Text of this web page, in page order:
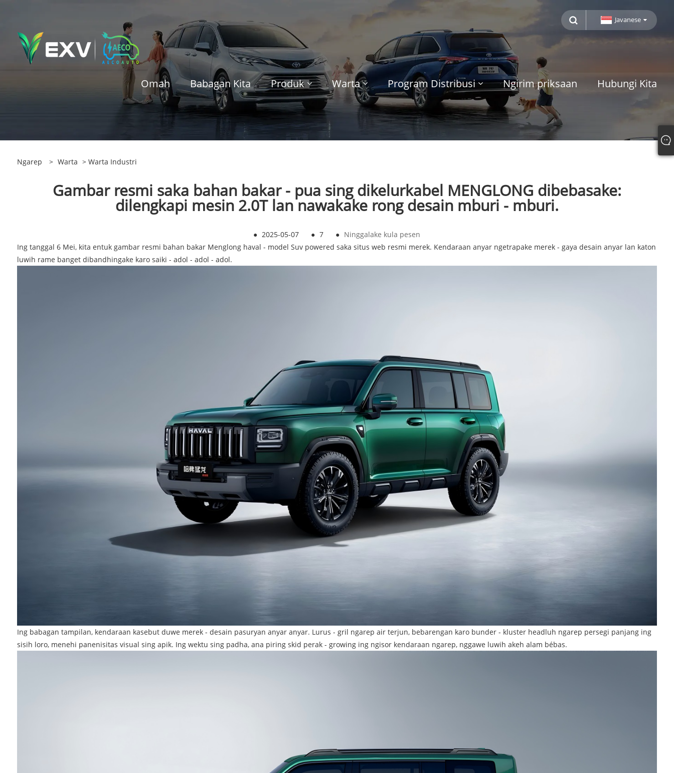
Javanese
Omah Babagan Kita Produk Warta Program Distribusi Ngirim priksaan Hubungi Kita
Ngarep > Warta > Warta Industri
Gambar resmi saka bahan bakar - pua sing dikelurkabel MENGLONG dibebasake:
dilengkapi mesin 2.0T lan nawakake rong desain mburi - mburi.
● 2025-05-07 ● 7 ● Ninggalake kula pesen
Ing tanggal 6 Mei, kita entuk gambar resmi bahan bakar Menglong haval - model Suv powered saka situs web resmi merek. Kendaraan anyar ngetrapake merek - gaya desain anyar lan katon
luwih rame banget dibandhingake karo saiki - adol - adol - adol.
Ing babagan tampilan, kendaraan kasebut duwe merek - desain pasuryan anyar anyar. Lurus - gril ngarep air terjun, bebarengan karo bunder - kluster headluh ngarep persegi panjang ing
sisih loro, menehi panenisitas visual sing apik. Ing wektu sing padha, ana piring skid perak - growing ing ngisor kendaraan ngarep, nggawe luwih akeh alam bébas.